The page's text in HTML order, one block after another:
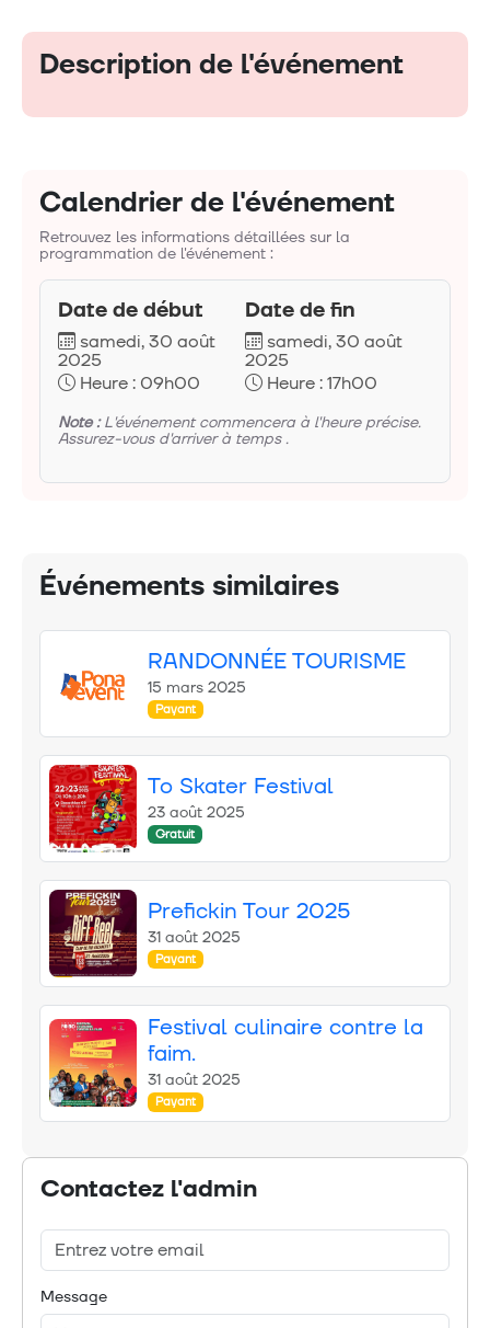
Description de l'événement
Calendrier de l'événement
Retrouvez les informations détaillées sur la
programmation de l'événement :
Date de début
samedi, 30 août
2025
Heure : 09h00
Date de fin
samedi, 30 août
2025
Heure : 17h00
Note :L'événement commencera à l'heure précise.
Assurez-vous d'arriver à temps .
Événements similaires
RANDONNÉE TOURISME
15 mars 2025
Payant
To Skater Festival
23 août 2025
Gratuit
Prefickin Tour 2025
31 août 2025
Payant
Festival culinaire contre la
faim.
31 août 2025
Payant
Contactez l'admin
Message